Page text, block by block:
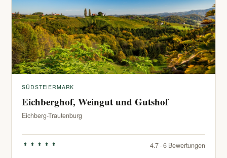
SÜDSTEIERMARK
Eichberghof, Weingut und Gutshof
Eichberg-Trautenburg
4.7 · 6 Bewertungen